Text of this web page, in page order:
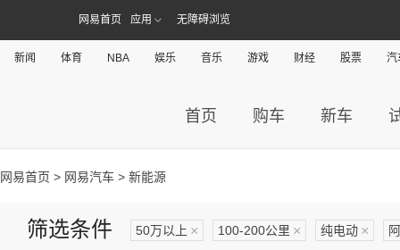
网易首页 应用 无障碍浏览
新闻 体育 NBA 娱乐 音乐 游戏 财经 股票 汽
首页 购车 新车
网易首页 > 网易汽车 > 新能源
筛选条件 50万以上 × 100-200公里 × 纯电动 ×